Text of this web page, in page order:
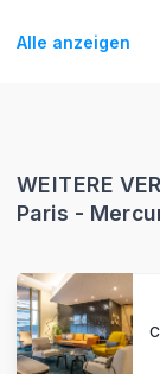
Alle anzeigen
WEITERE
Paris -